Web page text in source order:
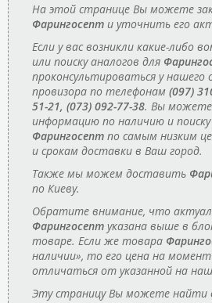
На этой странице Вы можете
Фарингосепт и уточнить его
Если у вас возникли какие-либо
или поиску аналогов для
проконсультироваться у нашего
провизора по телефонам (097)
51-21, (073) 092-77-38. Вы
информацию по наличию и
Фарингосепт по самым низким
и срокам доставки в Ваш город.
Также мы можем доставить
по Киеву.
Обратите внимание, что
Фарингосепт указана выше в
товаре. Если же товара
наличии», то его цена на
отличаться от указанной на
Эту страницу Вы можете найти